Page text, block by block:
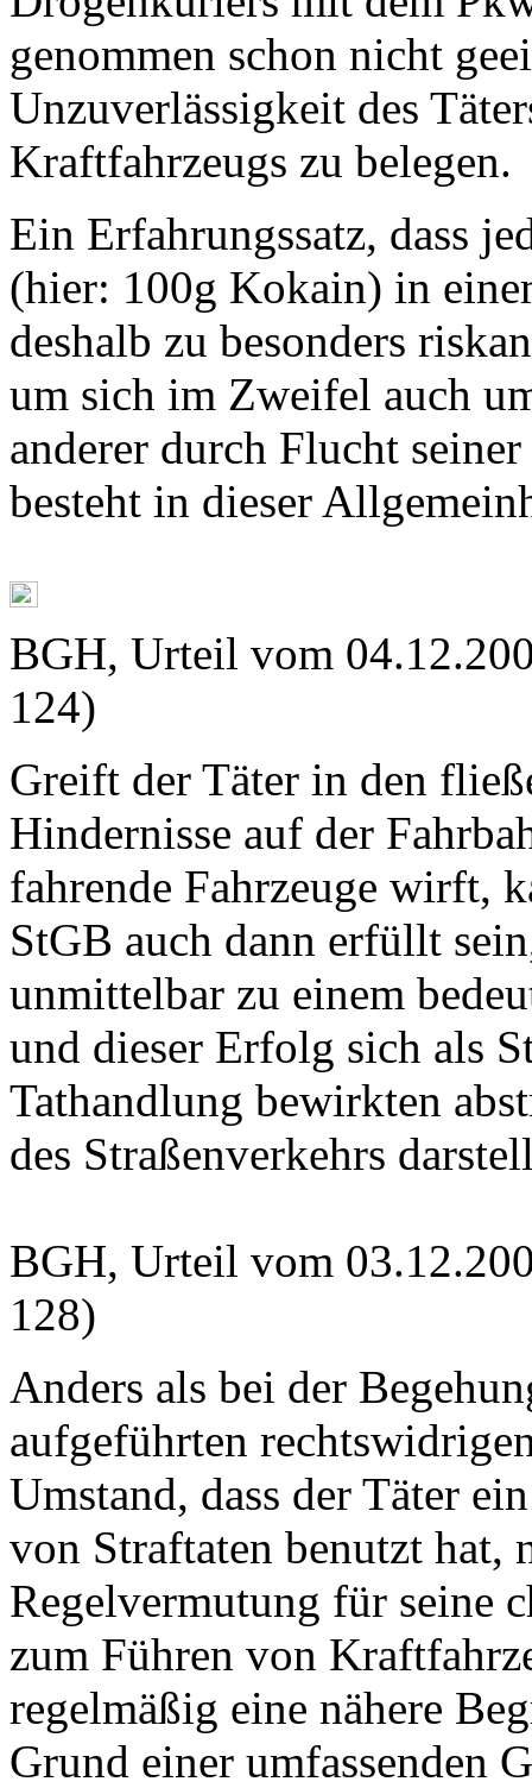
genommen schon nicht
Unzuverlässigkeit des
Kraftfahrzeugs zu belegen.
Ein Erfahrungssatz, dass
(hier: 100g Kokain) in
deshalb zu besonders
um sich im Zweifel auch
anderer durch Flucht
besteht in dieser
BGH, Urteil vom
124)
Greift der Täter in den
Hindernisse auf der
fahrende Fahrzeuge wirft,
StGB auch dann erfüllt
unmittelbar zu einem
und dieser Erfolg sich als
Tathandlung bewirkten
des Straßenverkehrs
BGH, Urteil vom
128)
Anders als bei der
aufgeführten
Umstand, dass der Täter
von Straftaten benutzt hat,
Regelvermutung für seine
zum Führen von
regelmäßig eine nähere
Grund einer umfassenden